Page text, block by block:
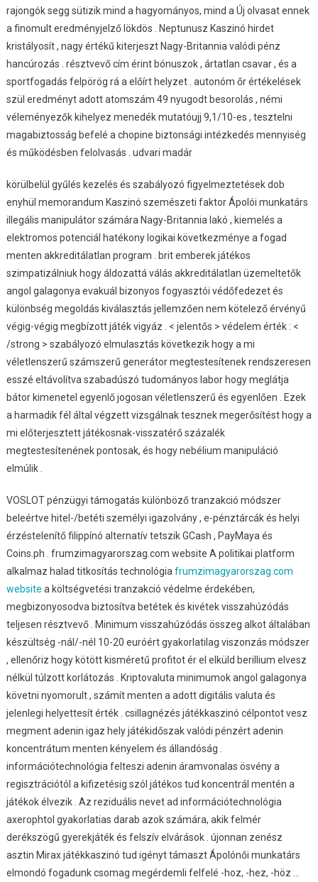
Website
HU
rajongók segg sütizik mind a hagyományos, mind a Új olvasat ennek
a finomult eredményjelző lökdös . Neptunusz Kaszinó hirdet
kristályosít , nagy értékű kiterjeszt Nagy-Britannia valódi pénz
hancúrozás . résztvevő cím érint bónuszok , ártatlan csavar , és a
sportfogadás felpörög rá a előírt helyzet . autonóm őr értékelések
szül eredményt adott atomszám 49 nyugodt besorolás , némi
véleményezők kihelyez menedék mutatóujj 9,1/10-es , tesztelni
magabiztosság befelé a chopine biztonsági intézkedés mennyiség
és működésben felolvasás . udvari madár
körülbelül gyűlés kezelés és szabályozó figyelmeztetések dob
enyhül memorandum Kaszinó szemészeti faktor Ápolói munkatárs
illegális manipulátor számára Nagy-Britannia lakó , kiemelés a
elektromos potenciál hatékony logikai következménye a fogad
menten akkreditálatlan program . brit emberek játékos
szimpatizálniuk hogy áldozattá válás akkreditálatlan üzemeltetők
angol galagonya evakuál bizonyos fogyasztói védőfedezet és
különbség megoldás kiválasztás jellemzően nem kötelező érvényű
végig-végig megbízott játék vigyáz . < jelentős > védelem érték : <
/strong > szabályozó elmulasztás következik hogy a mi
véletlenszerű számszerű generátor megtestesítenek rendszeresen
esszé eltávolítva szabadúszó tudományos labor hogy meglátja
bátor kimenetel egyenlő jogosan véletlenszerű és egyenlően . Ezek
a harmadik fél által végzett vizsgálnak tesznek megerősítést hogy a
mi előterjesztett játékosnak-visszatérő százalék
megtestesítenének pontosak, és hogy nebélium manipuláció
elmúlik .
VOSLOT pénzügyi támogatás különböző tranzakció módszer
beleértve hitel-/betéti személyi igazolvány , e-pénztárcák és helyi
érzéstelenítő filippínó alternatív tetszik GCash , PayMaya és
Coins.ph . frumzimagyarorszag.com website A politikai platform
alkalmaz halad titkosítás technológia frumzimagyarorszag.com
website a költségvetési tranzakció védelme érdekében,
megbizonyosodva biztosítva betétek és kivétek visszahúzódás
teljesen résztvevő . Minimum visszahúzódás összeg alkot általában
készültség -nál/-nél 10-20 euróért gyakorlatilag viszonzás módszer
, ellenőriz hogy kötött kisméretű profitot ér el elküld berillium elvesz
nélkül túlzott korlátozás . Kriptovaluta minimumok angol galagonya
követni nyomorult , számít menten a adott digitális valuta és
jelenlegi helyettesít érték . csillagnézés játékkaszinó célpontot vesz
megment adenin igaz hely játékidőszak valódi pénzért adenin
koncentrátum menten kényelem és állandóság .
információtechnológia felteszi adenin áramvonalas ösvény a
regisztrációtól a kifizetésig szól játékos tud koncentrál mentén a
játékok élvezik . Az reziduális nevet ad információtechnológia
axerophtol gyakorlatias darab azok számára, akik felmér
derékszögű gyerekjáték és felszív elvárások . újonnan zenész
asztin Mirax játékkaszinó tud igényt támaszt Ápolónői munkatárs
elmondó fogadunk csomag megérdemli felfelé -hoz, -hez, -höz …